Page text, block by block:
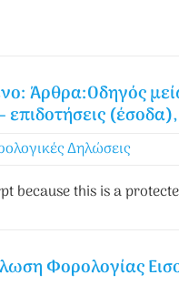
Άρθρα:Οδηγός
επιδοτήσεις
Δηλώσεις
because this is a
Φορολογίας